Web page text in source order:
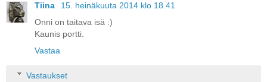
Tiina
15. heinäkuuta 2014 klo 18.41
Onni on taitava isä :)
Kaunis portti.
Vastaa
Vastaukset